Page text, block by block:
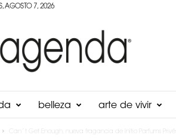
AGOSTO 7, 2026
belleza arte de vivir
Can´t Get Enough, nueva fragancia de Initio Parfums Privés